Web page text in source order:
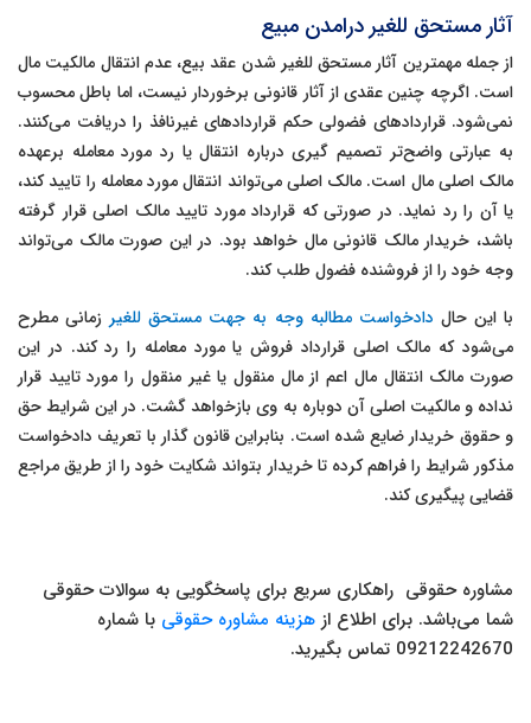
آثارمستحق للغیر درامدن مبیع
از جمله مهمترین آثار مستحق للغیر شدن عقد بیع، عدم انتقال مالکیت مال
است. اگرچه چنین عقدی از آثار قانونی برخوردار نیست، اما باطل محسوب
نمی‌شود. قراردادهای فضولی حکم قراردادهای غیرنافذ را دریافت می‌کنند.
به عبارتی واضح‌تر تصمیم گیری درباره انتقال یا رد مورد معامله برعهده
مالک اصلی مال است. مالک اصلی می‌تواند انتقال مورد معامله را تایید کند،
یا آن را رد نماید. در صورتی که قرارداد مورد تایید مالک اصلی قرار گرفته
باشد، خریدار مالک قانونی مال خواهد بود. در این صورت مالک می‌تواند
وجه خود را از فروشنده فضول طلب کند.
با این حال دادخواست مطالبه وجه به جهت مستحق للغیر زمانی مطرح
می‌شود که مالک اصلی قرارداد فروش یا مورد معامله را رد کند. در این
صورت مالک انتقال مال اعم از مال منقول یا غیر منقول را مورد تایید قرار
نداده و مالکیت اصلی آن دوباره به وی بازخواهد گشت. در این شرایط حق
و حقوق خریدار ضایع شده است. بنابراین قانون گذار با تعریف دادخواست
مذکور شرایط را فراهم کرده تا خریدار بتواند شکایت خود را از طریق مراجع
قضایی پیگیری کند.
مشاوره حقوقی راهکاری سریع برای پاسخگویی به سوالات حقوقی
شما می‌باشد. برای اطلاع از هزینه مشاوره حقوقی با شماره
09212242670 تماس بگیرید.